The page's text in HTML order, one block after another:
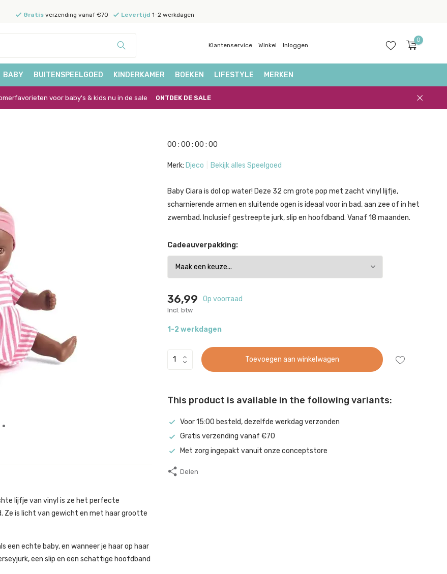
Gratisverzending vanaf €70 Levertijd 1-2 werkdagen
Klantenservice Winkel Inloggen
0
BABY BUITENSPEELGOED KINDERKAMER BOEKEN LIFESTYLE MERKEN
voor baby's & kids nu in de sale ONTDEK DE SALE
lijfje van vinyl is ze het perfecte
Ze is licht van gewicht en met haar grootte
een echte baby, en wanneer je haar op haar
een slip en een schattige hoofdband
00 : 00 : 00 : 00
Merk: Djeco Bekijk alles Speelgoed
Baby Ciara is dol op water! Deze 32 cm grote pop met zacht vinyl lijfje,
scharnierende armen en sluitende ogen is ideaal voor in bad, aan zee of in het
zwembad. Inclusief gestreepte jurk, slip en hoofdband. Vanaf 18 maanden.
Cadeauverpakking:
36,99 Op voorraad
Incl. btw
1-2 werkdagen
Toevoegen aan winkelwagen
This product is available in the following variants:
Voor 15:00 besteld, dezelfde werkdag verzonden
Gratis verzending vanaf €70
Met zorg ingepakt vanuit onze conceptstore
Delen